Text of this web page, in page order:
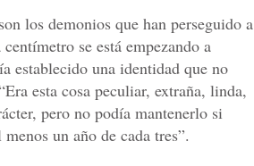
los demonios que han perseguido a
se está empezando a
establecido una identidad que no
esta cosa peculiar, extraña, linda,
pero no podía mantenerlo si
un año de cada tres”.